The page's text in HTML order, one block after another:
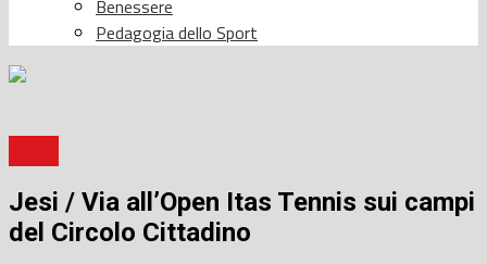
Benessere
Pedagogia dello Sport
Jesi / Via all’Open Itas Tennis sui campi
del Circolo Cittadino